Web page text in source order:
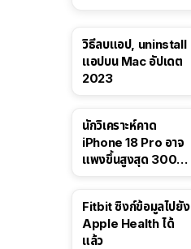
วิธีลบแอป, uninstall
แอปบน Mac อัปเดต
2023
นักวิเคราะห์คาด
iPhone 18 Pro อาจ
แพงขึ้นสูงสุด 300
Fitbit ซิงก์ข้อมูลไปยัง
Apple Health ได้
แล้ว